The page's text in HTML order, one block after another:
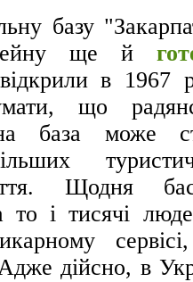
базу
ще й
в 1967
що
база може
Щодня
то і тисячі
дійсно, в